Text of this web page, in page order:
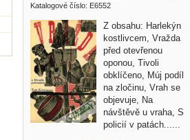
Katalogové číslo: E6552
Z obsahu: Harlekýn
kostlivcem, Vražda
před otevřenou
oponou, Tivoli
obklíčeno, Múj podíl
na zločinu, Vrah se
objevuje, Na
návštěvě u vraha, S
policií v patách......